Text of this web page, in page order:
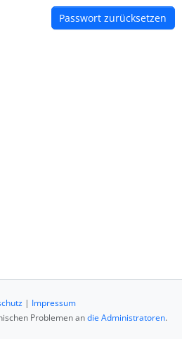
| Impressum
Problemen andie Administratoren.